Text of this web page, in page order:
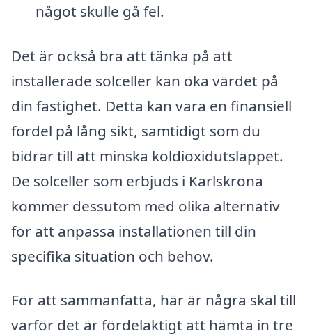
något skulle gå fel.
Det är också bra att tänka på att
installerade solceller kan öka värdet på
din fastighet. Detta kan vara en finansiell
fördel på lång sikt, samtidigt som du
bidrar till att minska koldioxidutsläppet.
De solceller som erbjuds i Karlskrona
kommer dessutom med olika alternativ
för att anpassa installationen till din
specifika situation och behov.
För att sammanfatta, här är några skäl till
varför det är fördelaktigt att hämta in tre